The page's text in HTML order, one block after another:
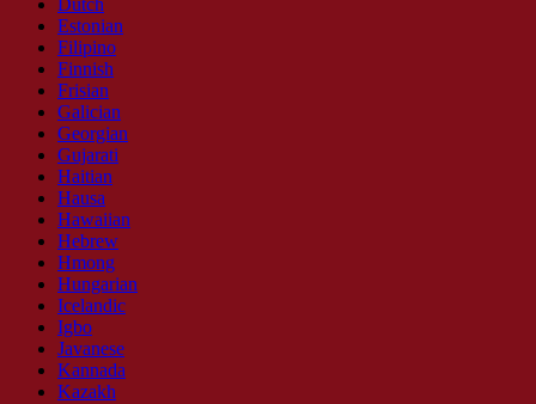
Dutch
Estonian
Filipino
Finnish
Frisian
Galician
Georgian
Gujarati
Haitian
Hausa
Hawaiian
Hebrew
Hmong
Hungarian
Icelandic
Igbo
Javanese
Kannada
Kazakh